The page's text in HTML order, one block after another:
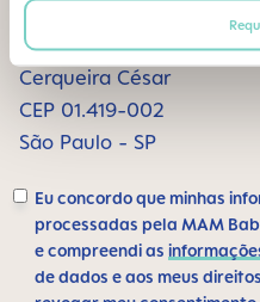
BEBE SAUDE LTDA |
Alameda Santos, 1165
Cerqueira César
CEP 01.419-002
São Paulo - SP
Eu concordo que minhas
processadas pela MAM
e compreendi as
de dados e aos meus